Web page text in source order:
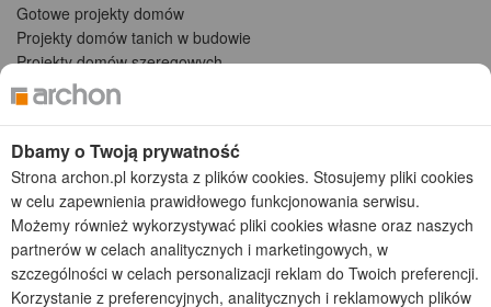
Gotowe projekty domów
Projekty domów tanich w budowie
Projekty domów szeregowych
Projekty małych domów (do 150 m2)
Projekty domów wielorodzinnych
Projekty domów bliźniaczych
Projekty domów nowoczesnych
Projekty domów parterowych
2026 © ARCHON+ Biuro Projektów - Tradycyjne i nowoczesne gotowe
projekty domów - autorska pracownia architektoniczna założona w 1990r.
przez arch. Barbarę Mendel
Z uwagi na ciągłe doskonalenie procesu powstawania projektów (zgodnie z
Dbamy o Twoją prywatność
Strona archon.pl korzysta z plików cookies. Stosujemy pliki cookies
w celu zapewnienia prawidłowego funkcjonowania serwisu.
Możemy również wykorzystywać pliki cookies własne oraz naszych
partnerów w celach analitycznych i marketingowych, w
szczególności w celach personalizacji reklam do Twoich preferencji.
Korzystanie z preferencyjnych, analitycznych i reklamowych plików